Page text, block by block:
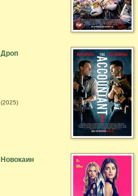
Дроп
(2025)
Новокаин